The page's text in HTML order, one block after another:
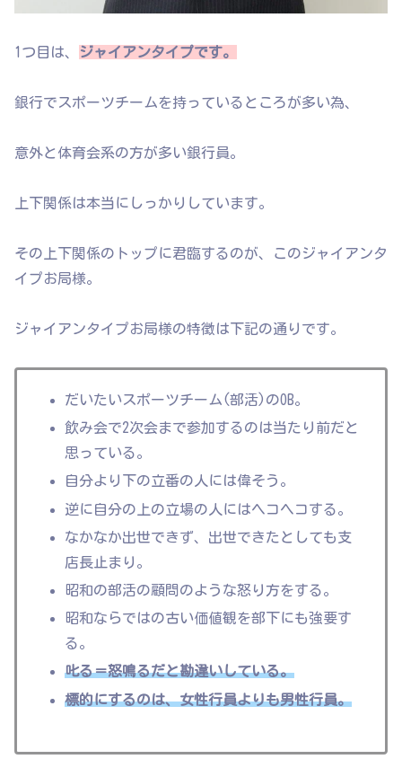
1つ目は、 ジャイアンタイプです。
銀行でスポーツチームを持っているところが多い為、
意外と体育会系の方が多い銀行員。
上下関係は本当にしっかりしています。
その上下関係のトップに君臨するのが、このジャイアンタ
イプお局様。
ジャイアンタイプお局様の特徴は下記の通りです。
だいたいスポーツチーム(部活)のOB。
飲み会で2次会まで参加するのは当たり前だと
思っている。
自分より下の立番の人には偉そう。
逆に自分の上の立場の人にはヘコヘコする。
なかなか出世できず、出世できたとしても支
店長止まり。
昭和の部活の顧問のような怒り方をする。
昭和ならではの古い価値観を部下にも強要す
る。
叱る＝怒鳴るだと勘違いしている。
標的にするのは、女性行員よりも男性行員。